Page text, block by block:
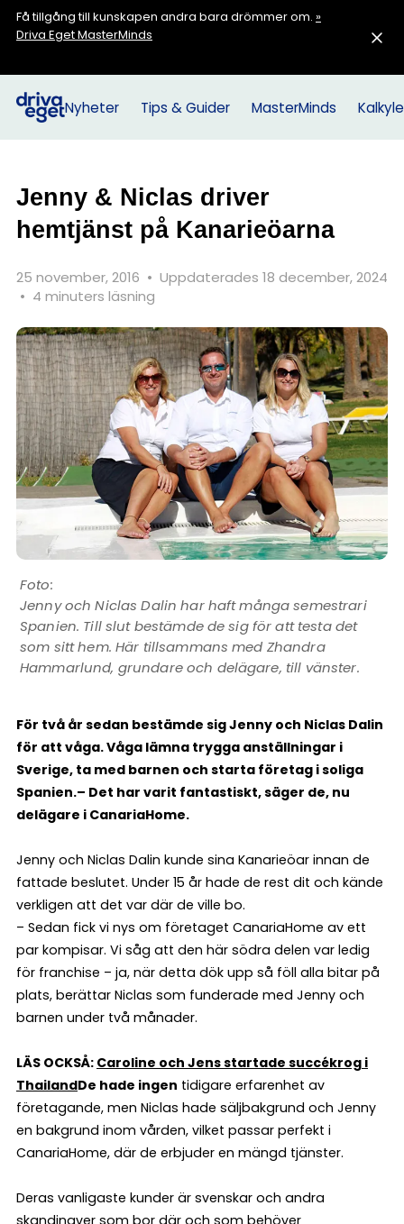
Få tillgång till kunskapen andra bara drömmer om. »
Driva Eget MasterMinds
Nyheter Tips & Guider MasterMinds
Jenny & Niclas driver
hemtjänst på Kanarieöarna
25 november, 2016 • Uppdaterades 18 december, 2024
• 4 minuters läsning
Jenny och Niclas Dalin har haft många semestrari
Spanien. Till slut bestämde de sig för att testa det
som sitt hem. Här tillsammans med Zhandra
Hammarlund, grundare och delägare, till vänster.
För två år sedan bestämde sig Jenny och Niclas Dalin
för att våga. Våga lämna trygga anställningar i
Sverige, ta med barnen och starta företag i soliga
Spanien.– Det har varit fantastiskt, säger de, nu
delägare i CanariaHome.
Jenny och Niclas Dalin kunde sina Kanarieöar innan de
fattade beslutet. Under 15 år hade de rest dit och kände
verkligen att det var där de ville bo.
– Sedan fick vi nys om företaget CanariaHome av ett
par kompisar. Vi såg att den här södra delen var ledig
för franchise – ja, när detta dök upp så föll alla bitar på
plats, berättar Niclas som funderade med Jenny och
barnen under två månader.
LÄS OCKSÅ: Caroline och Jens startade succékrog i
ThailandDe hade ingen tidigare erfarenhet av
företagande, men Niclas hade säljbakgrund och Jenny
en bakgrund inom vården, vilket passar perfekt i
CanariaHome, där de erbjuder en mängd tjänster.
Deras vanligaste kunder är svenskar och andra
skandinaver som bor där och som behöver